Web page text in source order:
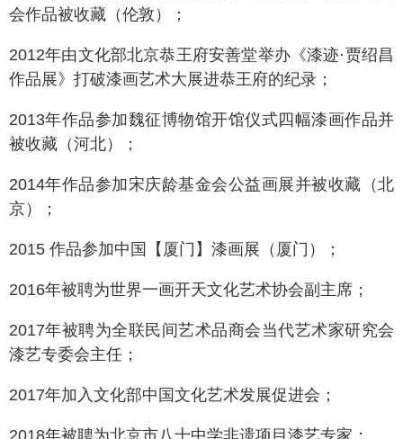
会作品被收藏（伦敦）；
2012年由文化部北京恭王府安善堂举办《漆迹·贾绍昌
作品展》打破漆画艺术大展进恭王府的纪录；
2013年作品参加魏征博物馆开馆仪式四幅漆画作品并
被收藏（河北）；
2014年作品参加宋庆龄基金会公益画展并被收藏（北
京）；
2015 作品参加中国【厦门】漆画展（厦门）；
2016年被聘为世界一画开天文化艺术协会副主席；
2017年被聘为全联民间艺术品商会当代艺术家研究会
漆艺专委会主任；
2017年加入文化部中国文化艺术发展促进会；
2018年被聘为北京市八十中学非遗项目漆艺专家；